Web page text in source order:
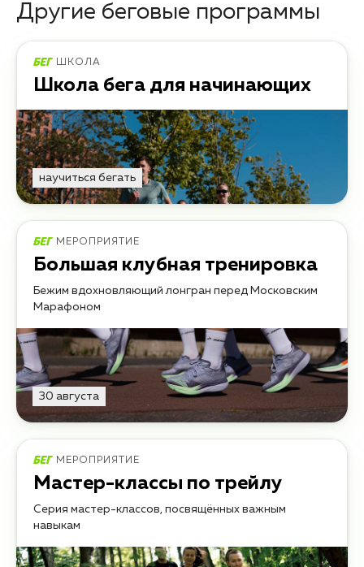
Другие беговые программы
ШКОЛА
Школа бега для начинающих
научиться бегать
МЕРОПРИЯТИЕ
Большая клубная тренировка
Бежим вдохновляющий лонгран перед Московским
Марафоном
30 августа
МЕРОПРИЯТИЕ
Мастер-классы по трейлу
Серия мастер-классов, посвящённых важным
навыкам